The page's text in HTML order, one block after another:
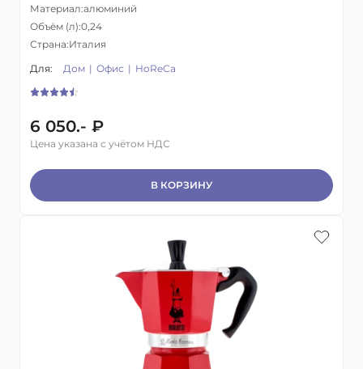
Материал:алюминий
Объём (л):0,24
Страна:Италия
Для:
Дом Офис HoReCa
6 050.- ₽
Цена указана с учётом НДС
В КОРЗИНУ